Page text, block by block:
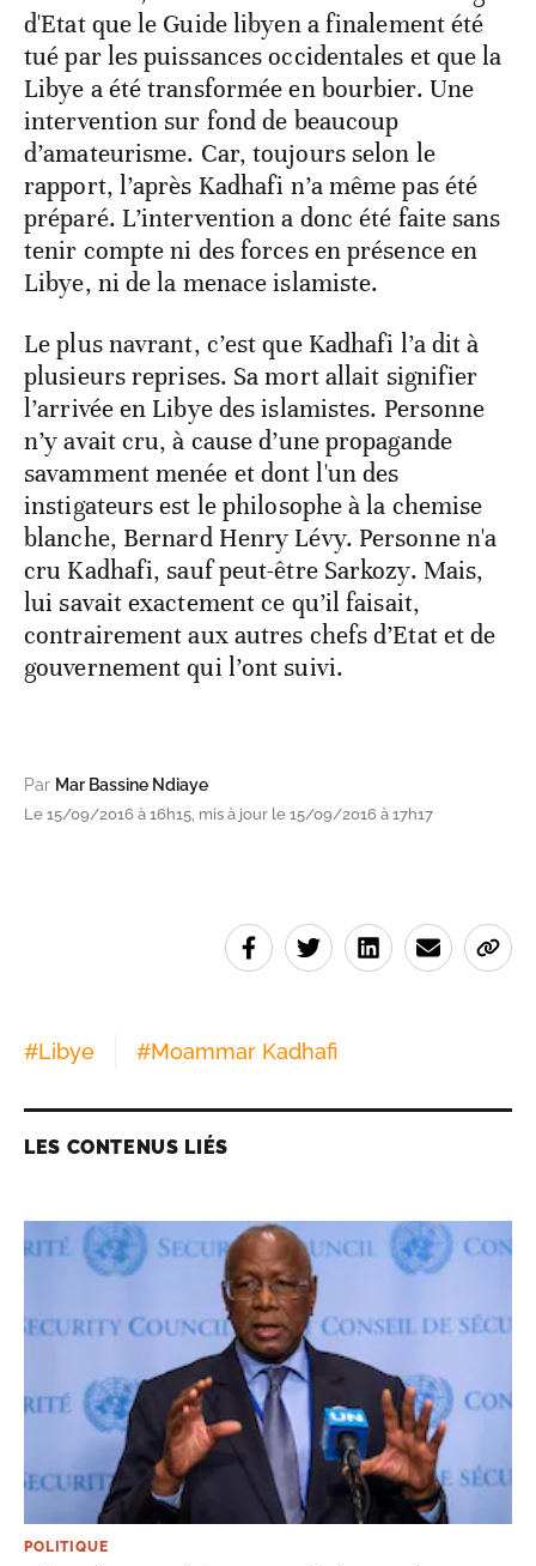
d'Etat que le Guide libyen a finalement été
tué par les puissances occidentales et que la
Libye a été transformée en bourbier. Une
intervention sur fond de beaucoup
d’amateurisme. Car, toujours selon le
rapport, l’après Kadhafi n’a même pas été
préparé. L’intervention a donc été faite sans
tenir compte ni des forces en présence en
Libye, ni de la menace islamiste.
Le plus navrant, c’est que Kadhafi l’a dit à
plusieurs reprises. Sa mort allait signifier
l’arrivée en Libye des islamistes. Personne
n’y avait cru, à cause d’une propagande
savamment menée et dont l'un des
instigateurs est le philosophe à la chemise
blanche, Bernard Henry Lévy. Personne n'a
cru Kadhafi, sauf peut-être Sarkozy. Mais,
lui savait exactement ce qu’il faisait,
contrairement aux autres chefs d’Etat et de
gouvernement qui l’ont suivi.
Par Mar Bassine Ndiaye
Le 15/09/2016 à 16h15, mis à jour le 15/09/2016 à 17h17
#Libye #Moammar Kadhafi
LES CONTENUS LIÉS
POLITIQUE